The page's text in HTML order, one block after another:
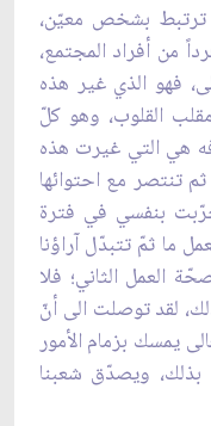
ترتبط بشخص معيّن،
من أفراد المجتمع،
فهو الذي غير هذه
القلوب، وهو كلّ
هي التي غيرت هذه
تنتصر مع احتوائها
جرّبت بنفسي في فترة
ما ثمّ تتبدّل آراؤنا
العمل الثاني؛ فلا
لقد توصلت الى‏ أنّ
يمسك بزمام الأمور
ويصدّق شعبنا